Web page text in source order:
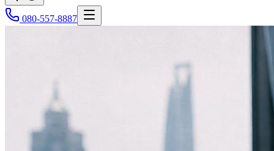
080-557-8887